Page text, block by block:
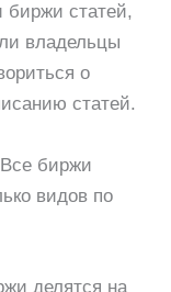
биржи статей,
владельцы
о
статей.
биржи
видов по
делятся на